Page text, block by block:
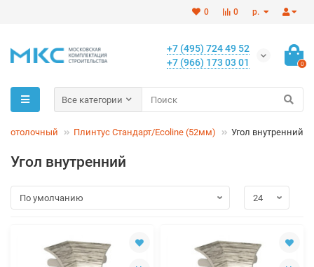
р.
0
0
+7 (495) 724 49 52
+7 (966) 173 03 01
0
Все категории
потолочный Плинтус Стандарт/Ecoline (52мм) Угол внутренний
Угол внутренний